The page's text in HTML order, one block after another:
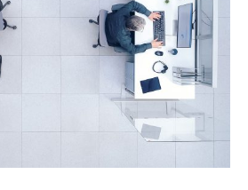
Comptable